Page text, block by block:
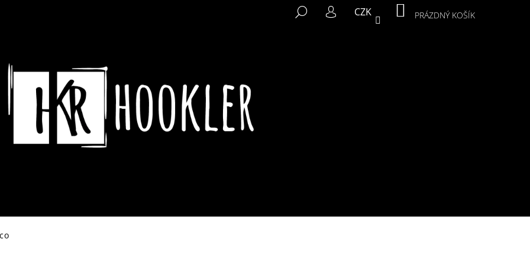
HLEDAT
PŘIHLÁŠENÍ
CZK NÁKUPNÍ
KOŠÍK
PRÁZDNÝ KOŠÍK
CO POTŘEBUJETE NAJÍT?
HLEDAT
Následující